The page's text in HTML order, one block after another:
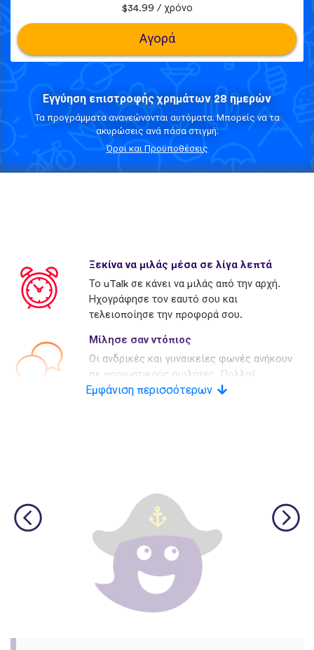
$34.99 / χρόνο
Αγορά
Εγγύηση επιστροφής χρημάτων 28 ημερών
Τα προγράμματα ανανεώνονται αυτόματα. Μπορείς να τα
ακυρώσεις ανά πάσα στιγμή.
Όροι και Προϋποθέσεις
Ξεκίνα να μιλάς μέσα σε λίγα λεπτά
Το uTalk σε κάνει να μιλάς από την αρχή.
Ηχογράφησε τον εαυτό σου και
τελειοποίησε την προφορά σου.
Μίλησε σαν ντόπιος
Οι ανδρικές και γυναικείες φωνές ανήκουν
σε πραγματικούς ομιλητές. Πολλοί
ανταγωνιστές χρησιμοποιούν τεχνητές
Εμφάνιση περισσότερων
I love this app! I am learning Serbian,
which is a relatively rare language on
language apps but I’m blown away by how